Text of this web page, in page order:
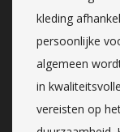
kleding
persoonlijke
algemeen
in
vereisten op